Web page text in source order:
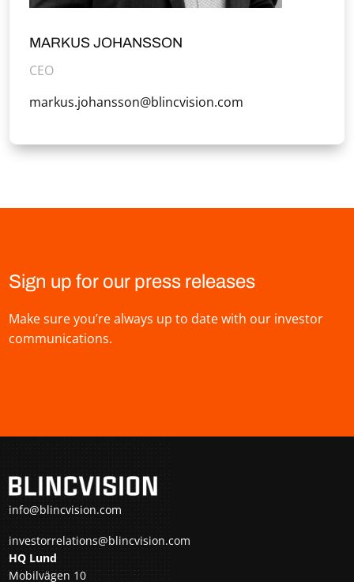
MARKUS JOHANSSON
CEO
markus.johansson@blincvision.com
Sign up for our press releases
Make sure you’re always up to date with our investor
communications.
info@blincvision.com
investorrelations@blincvision.com
HQ Lund
Mobilvägen 10